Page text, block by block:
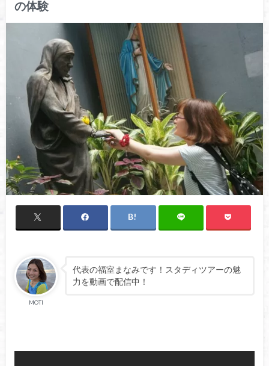
の体験
MOTI
代表の福室まなみです！スタディツアーの魅
力を動画で配信中！